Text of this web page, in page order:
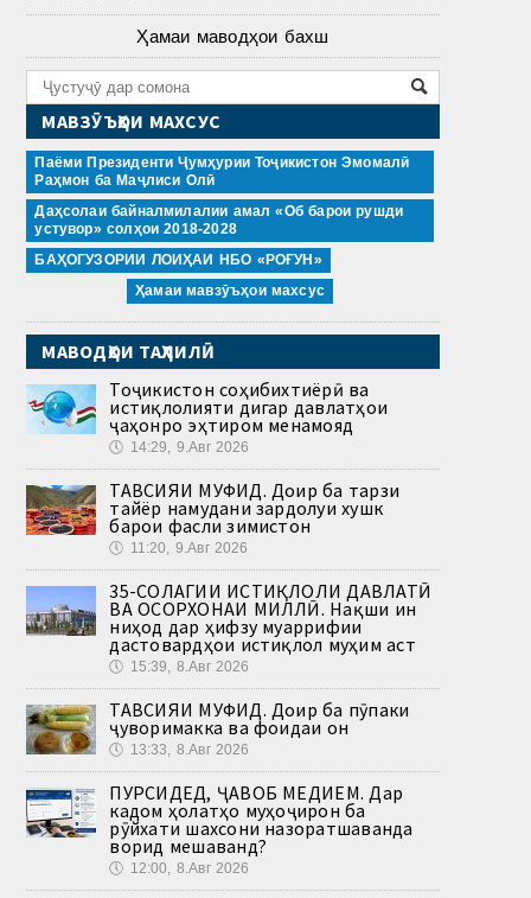
Ҳамаи маводҳои бахш
МАВЗӮЪҲОИ МАХСУС
Паёми Президенти Ҷумҳурии Тоҷикистон Эмомалӣ
Раҳмон ба Маҷлиси Олӣ
Даҳсолаи байналмилалии амал «Об барои рушди
устувор» солҳои 2018-2028
БАҲОГУЗОРИИ ЛОИҲАИ НБО «РОҒУН»
Ҳамаи мавзӯъҳои махсус
МАВОДҲОИ ТАҲЛИЛӢ
Тоҷикистон соҳибихтиёрӣ ва
истиқлолияти дигар давлатҳои
ҷаҳонро эҳтиром менамояд
🕔 14:29, 9.Авг 2026
ТАВСИЯИ МУФИД. Доир ба тарзи
тайёр намудани зардолуи хушк
барои фасли зимистон
🕔 11:20, 9.Авг 2026
35-СОЛАГИИ ИСТИҚЛОЛИ ДАВЛАТӢ
ВА ОСОРХОНАИ МИЛЛӢ. Нақши ин
ниҳод дар ҳифзу муаррифии
дастовардҳои истиқлол муҳим аст
🕔 15:39, 8.Авг 2026
ТАВСИЯИ МУФИД. Доир ба пӯпаки
ҷуворимакка ва фоидаи он
🕔 13:33, 8.Авг 2026
ПУРСИДЕД, ҶАВОБ МЕДИҲЕМ. Дар
кадом ҳолатҳо муҳоҷирон ба
рӯйхати шахсони назоратшаванда
ворид мешаванд?
🕔 12:00, 8.Авг 2026